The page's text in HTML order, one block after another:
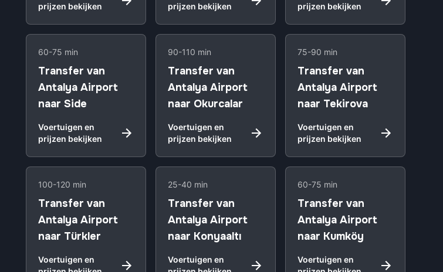
prijzen bekijken
prijzen bekijken
prijzen bekijken
60-75 min
Transfer van
Antalya Airport
naar Side
Voertuigen en
prijzen bekijken
90-110 min
Transfer van
Antalya Airport
naar Okurcalar
Voertuigen en
prijzen bekijken
75-90 min
Transfer van
Antalya Airport
naar Tekirova
Voertuigen en
prijzen bekijken
100-120 min
Transfer van
Antalya Airport
naar Türkler
Voertuigen en
25-40 min
Transfer van
Antalya Airport
naar Konyaaltı
Voertuigen en
60-75 min
Transfer van
Antalya Airport
naar Kumköy
Voertuigen en